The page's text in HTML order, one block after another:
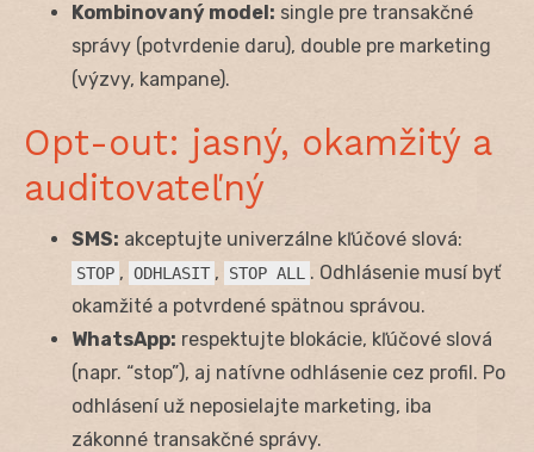
Kombinovaný model: single pre transakčné
správy (potvrdenie daru), double pre marketing
(výzvy, kampane).
Opt-out: jasný, okamžitý a
auditovateľný
SMS: akceptujte univerzálne kľúčové slová:
STOP , ODHLASIT , STOP ALL . Odhlásenie musí byť
okamžité a potvrdené spätnou správou.
WhatsApp: respektujte blokácie, kľúčové slová
(napr. “stop”), aj natívne odhlásenie cez profil. Po
odhlásení už neposielajte marketing, iba
zákonné transakčné správy.